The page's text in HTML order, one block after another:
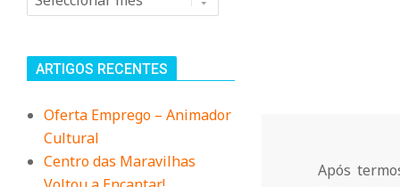
i
t
Após
ARTIGOS RECENTES
Oferta Emprego – Animador
Cultural
Centro das Maravilhas